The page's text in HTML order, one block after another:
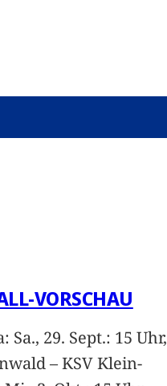
VORSCHAU
Sa., 29. Sept.: 15 Uhr,
– KSV Klein-